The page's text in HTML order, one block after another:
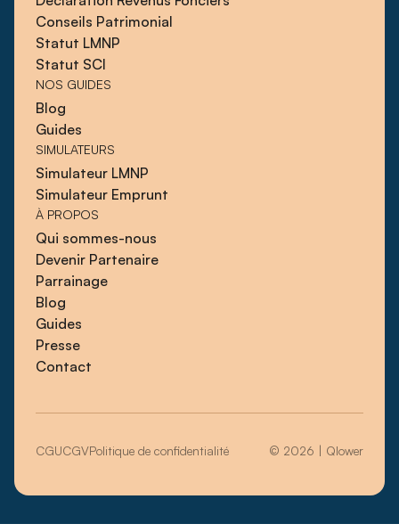
Conseils Patrimonial
Statut LMNP
Statut SCI
NOS GUIDES
Blog
Guides
SIMULATEURS
Simulateur LMNP
Simulateur Emprunt
À PROPOS
Qui sommes-nous
Devenir Partenaire
Parrainage
Blog
Guides
Presse
Contact
© 2026 | Qlower
CGUCGVPolitique de confidentialité